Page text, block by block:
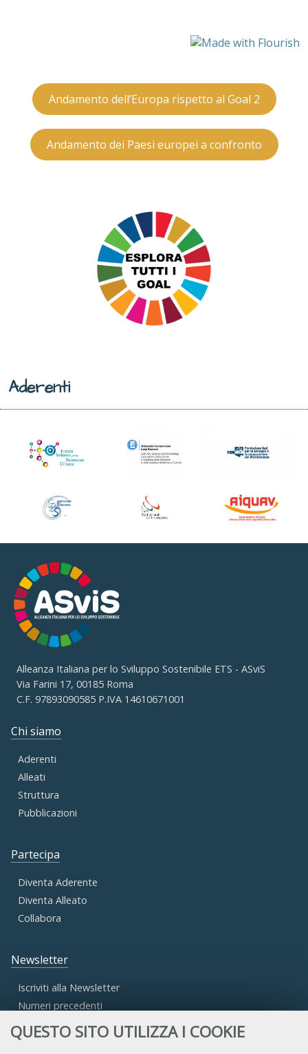
QUESTO SITO UTILIZZA I COOKIE
Andamento dell’Europa rispetto al Goal 2
Andamento dei Paesi europei a confronto
Aderenti
Alleanza Italiana per lo Sviluppo Sostenibile ETS - ASviS
Via Farini 17, 00185 Roma
C.F. 97893090585 P.IVA 14610671001
Chi siamo
Aderenti
Alleati
Struttura
Pubblicazioni
Partecipa
Diventa Aderente
Diventa Alleato
Collabora
Newsletter
Iscriviti alla Newsletter
Numeri precedenti